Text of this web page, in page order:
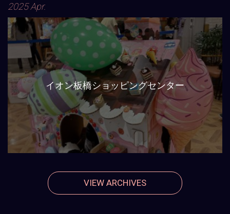
2025 Apr.
イオン板橋ショッピングセンター
VIEW ARCHIVES